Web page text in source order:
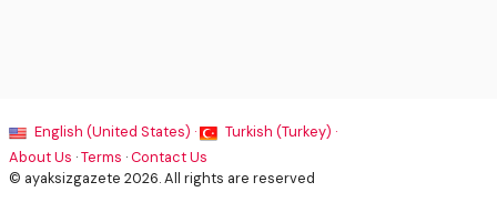
English (United States) ·
Turkish (Turkey) ·
About Us ·Terms ·Contact Us
© ayaksizgazete 2026. All rights are reserved